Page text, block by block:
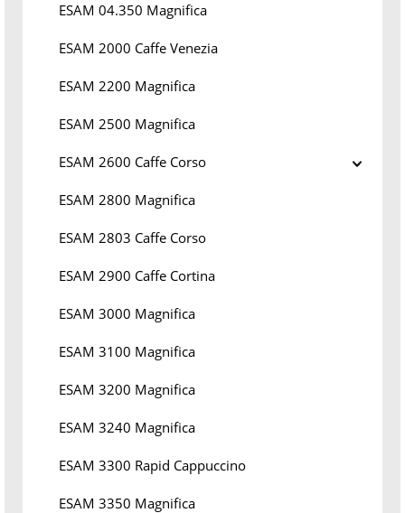
ESAM 04.350 Magnifica
ESAM 2000 Caffe Venezia
ESAM 2200 Magnifica
ESAM 2500 Magnifica
ESAM 2600 Caffe Corso
ESAM 2800 Magnifica
ESAM 2803 Caffe Corso
ESAM 2900 Caffe Cortina
ESAM 3000 Magnifica
ESAM 3100 Magnifica
ESAM 3200 Magnifica
ESAM 3240 Magnifica
ESAM 3300 Rapid Cappuccino
ESAM 3350 Magnifica